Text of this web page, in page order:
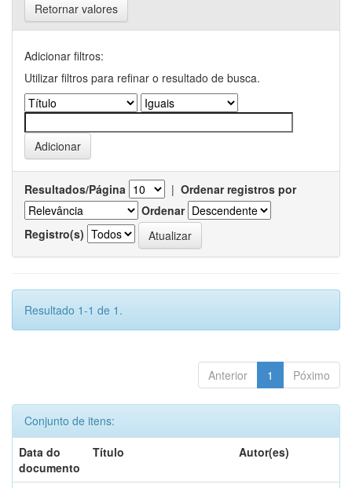
Retornar valores
Adicionar filtros:
Utilizar filtros para refinar o resultado de busca.
Resultados/Página | Ordenar registros por
Ordenar
Registro(s)
Resultado 1-1 de 1.
Anterior 1 Póximo
Conjunto de itens:
Data do
documento
Título Autor(es)